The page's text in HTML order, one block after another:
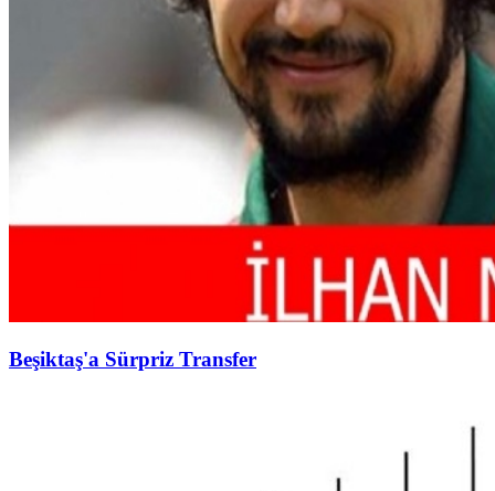
Beşiktaş'a Sürpriz Transfer